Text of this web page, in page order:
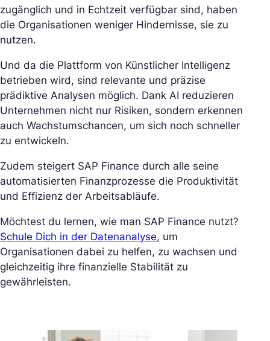
zugänglich und in Echtzeit verfügbar sind, haben
die Organisationen weniger Hindernisse, sie zu
nutzen.
Und da die Plattform von Künstlicher Intelligenz
betrieben wird, sind relevante und präzise
prädiktive Analysen möglich. Dank AI reduzieren
Unternehmen nicht nur Risiken, sondern erkennen
auch Wachstumschancen, um sich noch schneller
zu entwickeln.
Zudem steigert SAP Finance durch alle seine
automatisierten Finanzprozesse die Produktivität
und Effizienz der Arbeitsabläufe.
Möchtest du lernen, wie man SAP Finance nutzt?
Schule Dich in der Datenanalyse, um
Organisationen dabei zu helfen, zu wachsen und
gleichzeitig ihre finanzielle Stabilität zu
gewährleisten.